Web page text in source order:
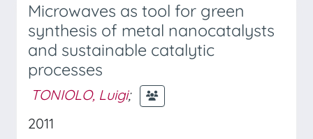
Microwaves as tool for green
synthesis of metal nanocatalysts
and sustainable catalytic
processes
TONIOLO, Luigi;
2011